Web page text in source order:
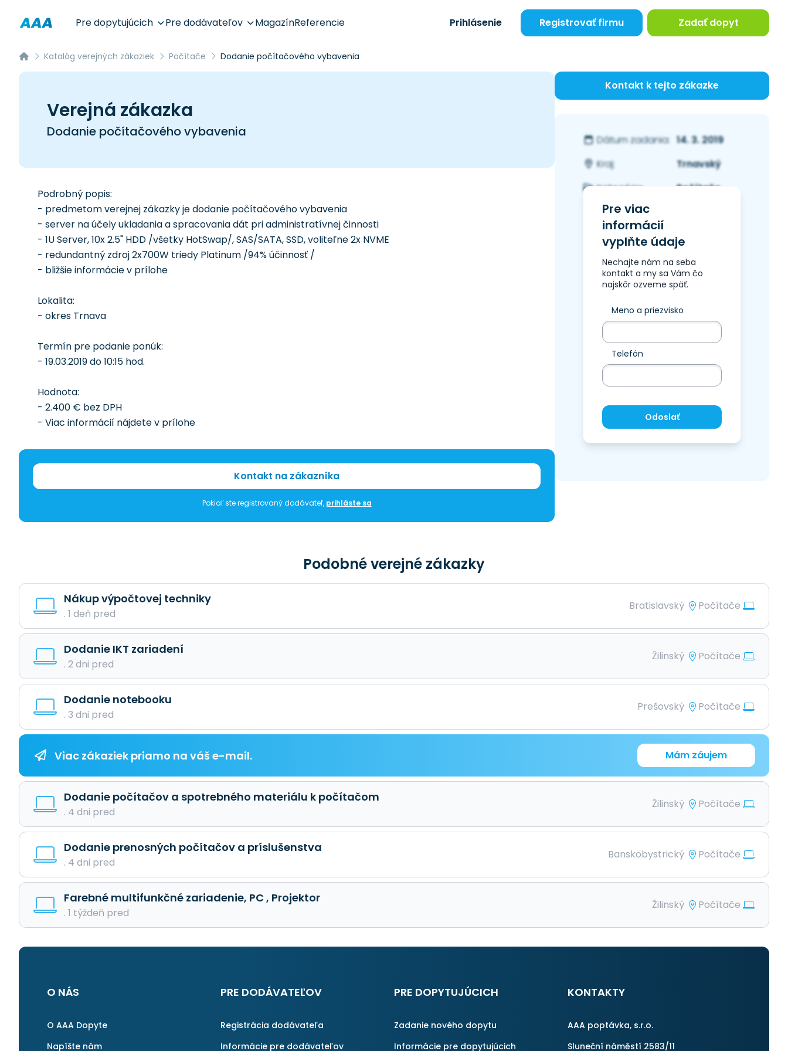
Pre dopytujúcich Pre dodávateľov MagazínReferencie Prihlásenie Registrovať firmu Zadať dopyt
Katalóg verejných zákaziek Počítače Dodanie počítačového vybavenia
Verejná zákazka
Dodanie počítačového vybavenia
Podrobný popis:
- predmetom verejnej zákazky je dodanie počítačového vybavenia
- server na účely ukladania a spracovania dát pri administratívnej činnosti
- 1U Server, 10x 2.5" HDD /všetky HotSwap/, SAS/SATA, SSD, voliteľne 2x NVME
- redundantný zdroj 2x700W triedy Platinum /94% účinnosť /
- bližšie informácie v prílohe
Lokalita:
- okres Trnava
Termín pre podanie ponúk:
- 19.03.2019 do 10:15 hod.
Hodnota:
- 2.400 € bez DPH
- Viac informácií nájdete v prílohe
Kontakt na zákazníka
Pokiaľ ste registrovaný dodávateľ, prihláste sa
Kontakt k tejto zákazke
Dátum zadania: 14. 3. 2019
Kraj:
Trnavský
Kategória:
Počítače
Pre viac
informácií
vyplňte údaje
Nechajte nám na seba
kontakt a my sa Vám čo
najskôr ozveme späť.
Meno a priezvisko
Telefón
Odoslať
Podobné verejné zákazky
Nákup výpočtovej techniky
. 1 deň pred
Bratislavský Počítače
Dodanie IKT zariadení
. 2 dni pred
Žilinský Počítače
Dodanie notebooku
. 3 dni pred
Prešovský Počítače
Viac zákaziek priamo na váš e-mail. Mám záujem
Dodanie počítačov a spotrebného materiálu k počítačom
. 4 dni pred
Žilinský Počítače
Dodanie prenosných počítačov a príslušenstva
. 4 dni pred
Banskobystrický Počítače
Farebné multifunkčné zariadenie, PC , Projektor
. 1 týždeň pred
Žilinský Počítače
O NÁS
O AAA Dopyte
Napíšte nám
PRE DODÁVATEĽOV
Registrácia dodávateľa
Informácie pre dodávateľov
PRE DOPYTUJÚCICH
Zadanie nového dopytu
Informácie pre dopytujúcich
KONTAKTY
AAA poptávka, s.r.o.
Sluneční náměstí 2583/11